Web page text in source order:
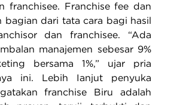
franchisee. Franchise fee dan
bagian dari tata cara bagi hasil
dan franchisee. “Ada
manajemen sebesar 9%
bersama 1%,” ujar pria
ini. Lebih Ianjut penyuka
franchise Biru adalah